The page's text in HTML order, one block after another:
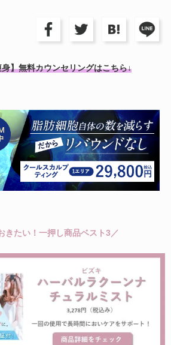
】無料カウンセリングはこちら↓
きたい！一押し商品ベスト3／